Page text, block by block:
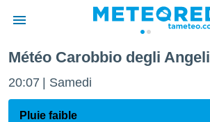
de
Météo Carobbio degli Angeli
20:07 Samedi
Pluie faible